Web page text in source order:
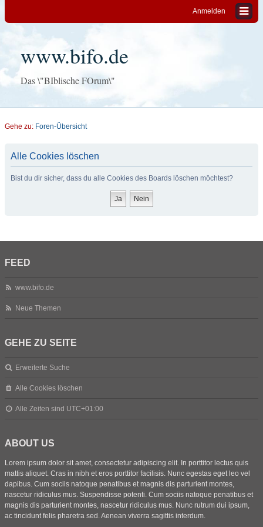
Anmelden
www.bifo.de
Das \"BIblische FOrum\"
Gehe zu: Foren-Übersicht
Alle Cookies löschen
Bist du dir sicher, dass du alle Cookies des Boards löschen möchtest?
FEED
www.bifo.de
Neue Themen
GEHE ZU SEITE
Erweiterte Suche
Alle Cookies löschen
Alle Zeiten sind UTC+01:00
ABOUT US
Lorem ipsum dolor sit amet, consectetur adipiscing elit. In porttitor lectus quis
mattis aliquet. Cras in nibh et eros porttitor facilisis. Nunc egestas eget leo vel
dapibus. Cum sociis natoque penatibus et magnis dis parturient montes,
nascetur ridiculus mus. Suspendisse potenti. Cum sociis natoque penatibus et
magnis dis parturient montes, nascetur ridiculus mus. Nunc rutrum dui ipsum,
ac tincidunt felis pharetra sed. Aenean viverra sagittis interdum.